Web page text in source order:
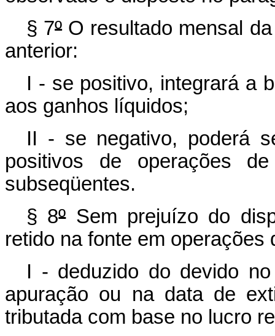
§ 7ºO resultado mensal
anterior:
I - se positivo, integrará a
aos ganhos líquidos;
II - se negativo, poderá
positivos de operações de
subseqüentes.
§ 8ºSem prejuízo do
retido na fonte em operações
I - deduzido do devido
apuração ou na data de
tributada com base no lucro